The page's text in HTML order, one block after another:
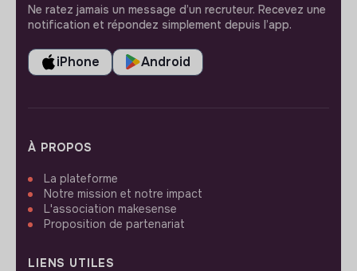
Ne ratez jamais un message d’un recruteur. Recevez une
notification et répondez simplement depuis l’app.
iPhone Android
À PROPOS
La plateforme
Notre mission et notre impact
L'association makesense
Proposition de partenariat
LIENS UTILES